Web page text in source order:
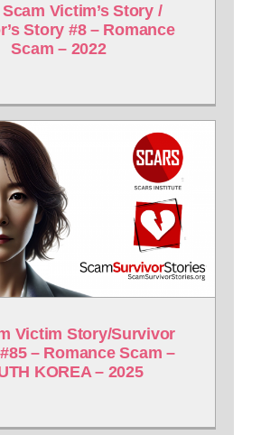
Victim’s Story /
Story #8 – Romance
Scam – 2022
Victim Story/Survivor
– Romance Scam –
KOREA – 2025